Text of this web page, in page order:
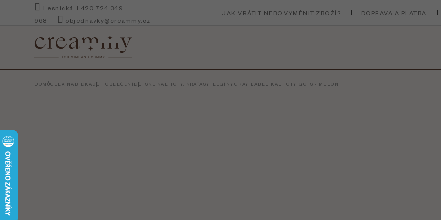
Lesnická +420 724 349
968
objednavky@creammy.cz
JAK VRÁTIT NEBO VYMĚNIT ZBOŽÍ? DOPRAVA A PLATBA
DOMŮCELÁ NABÍDKADĚTIOBLEČENÍ DĚTSKÉ KALHOTY, KRAŤASY, LEGÍNY GRAY LABEL KALHOTY GOTS - MELON